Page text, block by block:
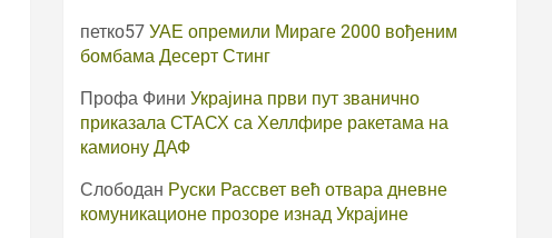
петко57 УАЕ опремили Мираге 2000 вођеним
бомбама Десерт Стинг
Профа Фини Украјина први пут званично
приказала СТАСХ са Хеллфире ракетама на
камиону ДАФ
Слободан Руски Рассвет већ отвара дневне
комуникационе прозоре изнад Украјине